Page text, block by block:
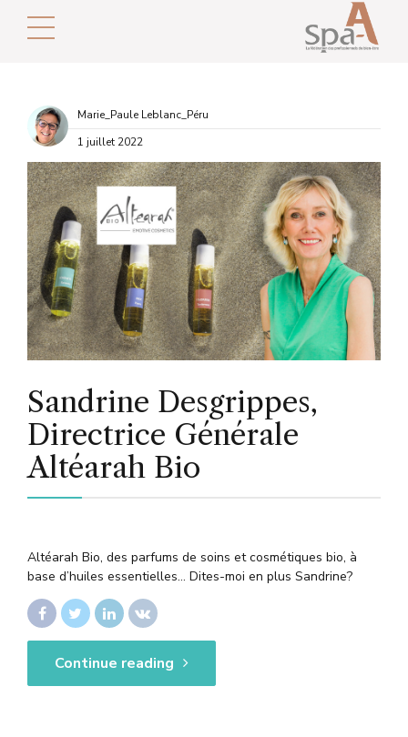
Marie_Paule Leblanc_Péru
1 juillet 2022
Sandrine Desgrippes,
Directrice Générale
Altéarah Bio
Altéarah Bio, des parfums de soins et cosmétiques bio, à
base d’huiles essentielles… Dites-moi en plus Sandrine?
Continue reading